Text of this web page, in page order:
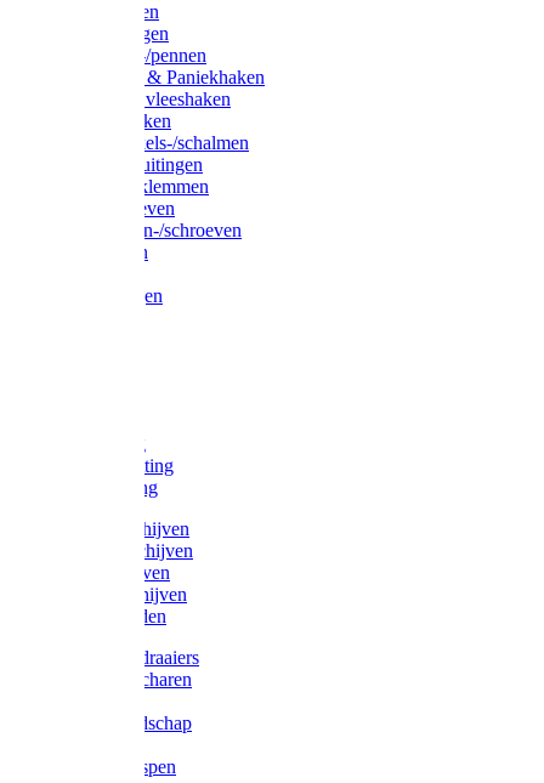
Sleutelringen
Gelaste ringen
Borgveren-/pennen
Musketons & Paniekhaken
S-haken & vleeshaken
Karabijnhaken
Noodschakels-/schalmen
Harp-/D-sluitingen
Staaldraadklemmen
Spanschroeven
Ringmoeren-/schroeven
Puntkousen
Aanlegringen
Voetketting
Scheepsketting
Victorketting
Afbraamschijven
Doorslijpschijven
Lamelschijven
Diamantschijven
Laselektroden
Schroevendraaiers
Tangen / Scharen
Meetgereedschap
Vijlen / Raspen